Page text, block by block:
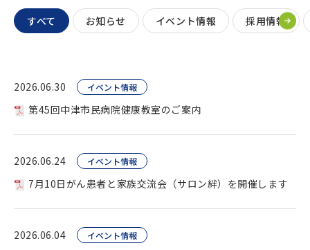
すべて お知らせ イベント情報 採用情報
2026.06.30 イベント情報
第45回中津市民病院健康教室のご案内
2026.06.24 イベント情報
7月10日がん患者と家族交流会（サロン絆）を開催します
2026.06.04 イベント情報